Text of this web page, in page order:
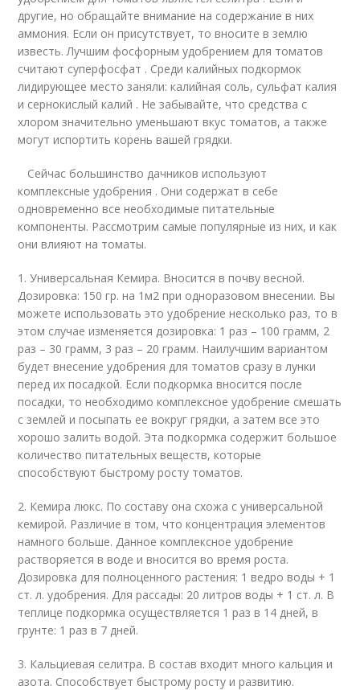
другие, но обращайте внимание на содержание в них
аммония. Если он присутствует, то вносите в землю
известь. Лучшим фосфорным удобрением для томатов
считают суперфосфат . Среди калийных подкормок
лидирующее место заняли: калийная соль, сульфат калия
и сернокислый калий . Не забывайте, что средства с
хлором значительно уменьшают вкус томатов, а также
могут испортить корень вашей грядки.
Сейчас большинство дачников используют
комплексные удобрения . Они содержат в себе
одновременно все необходимые питательные
компоненты. Рассмотрим самые популярные из них, и как
они влияют на томаты.
1. Универсальная Кемира. Вносится в почву весной.
Дозировка: 150 гр. на 1м2 при одноразовом внесении. Вы
можете использовать это удобрение несколько раз, то в
этом случае изменяется дозировка: 1 раз – 100 грамм, 2
раз – 30 грамм, 3 раз – 20 грамм. Наилучшим вариантом
будет внесение удобрения для томатов сразу в лунки
перед их посадкой. Если подкормка вносится после
посадки, то необходимо комплексное удобрение смешать
с землей и посыпать ее вокруг грядки, а затем все это
хорошо залить водой. Эта подкормка содержит большое
количество питательных веществ, которые
способствуют быстрому росту томатов.
2. Кемира люкс. По составу она схожа с универсальной
кемирой. Различие в том, что концентрация элементов
намного больше. Данное комплексное удобрение
растворяется в воде и вносится во время роста.
Дозировка для полноценного растения: 1 ведро воды + 1
ст. л. удобрения. Для рассады: 20 литров воды + 1 ст. л. В
теплице подкормка осуществляется 1 раз в 14 дней, в
грунте: 1 раз в 7 дней.
3. Кальциевая селитра. В состав входит много кальция и
азота. Способствует быстрому росту и развитию.